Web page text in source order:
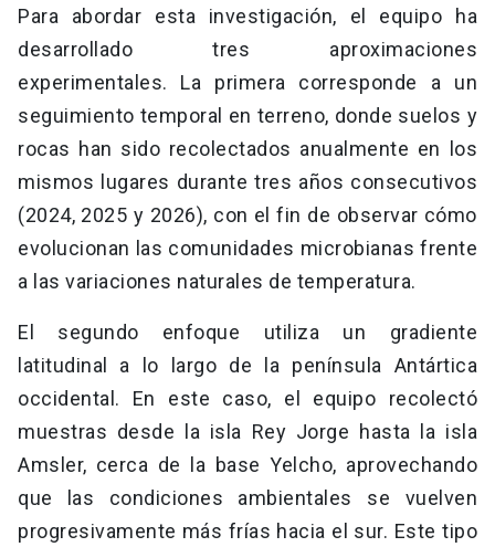
Para abordar esta investigación, el equipo ha
desarrollado tres aproximaciones
experimentales. La primera corresponde a un
seguimiento temporal en terreno, donde suelos y
rocas han sido recolectados anualmente en los
mismos lugares durante tres años consecutivos
(2024, 2025 y 2026), con el fin de observar cómo
evolucionan las comunidades microbianas frente
a las variaciones naturales de temperatura.
El segundo enfoque utiliza un gradiente
latitudinal a lo largo de la península Antártica
occidental. En este caso, el equipo recolectó
muestras desde la isla Rey Jorge hasta la isla
Amsler, cerca de la base Yelcho, aprovechando
que las condiciones ambientales se vuelven
progresivamente más frías hacia el sur. Este tipo